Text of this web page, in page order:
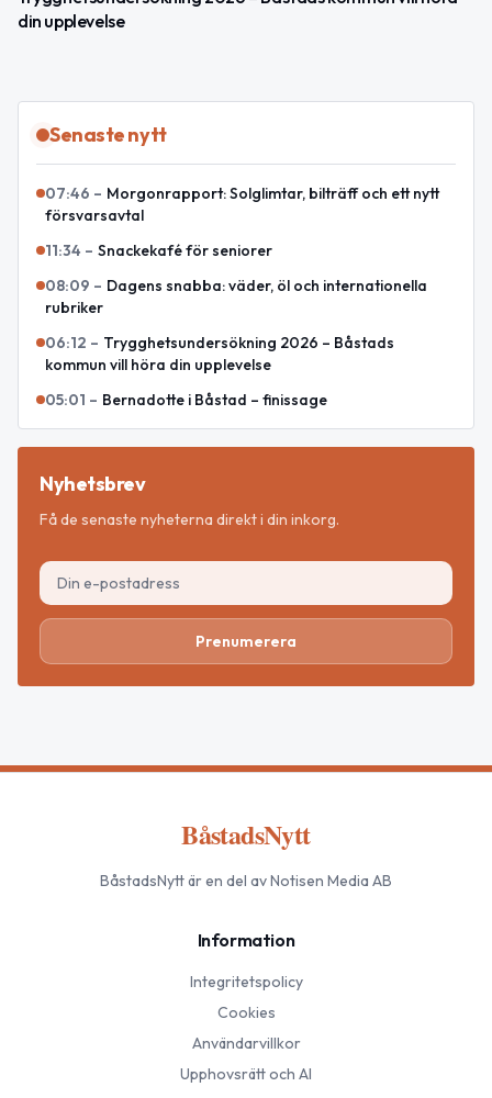
din upplevelse
Senaste nytt
07:46 – Morgonrapport: Solglimtar, bilträff och ett nytt
försvarsavtal
11:34 – Snackekafé för seniorer
08:09 – Dagens snabba: väder, öl och internationella
rubriker
06:12 – Trygghetsundersökning 2026 – Båstads
kommun vill höra din upplevelse
05:01 – Bernadotte i Båstad – finissage
Nyhetsbrev
Få de senaste nyheterna direkt i din inkorg.
Prenumerera
BåstadsNytt
BåstadsNyttär en del av Notisen Media AB
Information
Integritetspolicy
Cookies
Användarvillkor
Upphovsrätt och AI